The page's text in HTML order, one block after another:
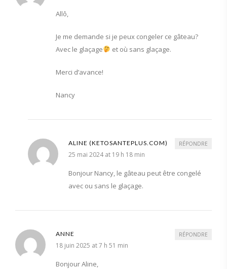
Allô,
Je me demande si je peux congeler ce gâteau?
Avec le glaçage
et où sans glaçage.
Merci d’avance!
Nancy
ALINE (KETOSANTEPLUS.COM)
25 mai 2024 at 19 h 18 min
Bonjour Nancy, le gâteau peut être congelé
avec ou sans le glaçage.
RÉPONDRE
ANNE
18 juin 2025 at 7 h 51 min
Bonjour Aline,
RÉPONDRE